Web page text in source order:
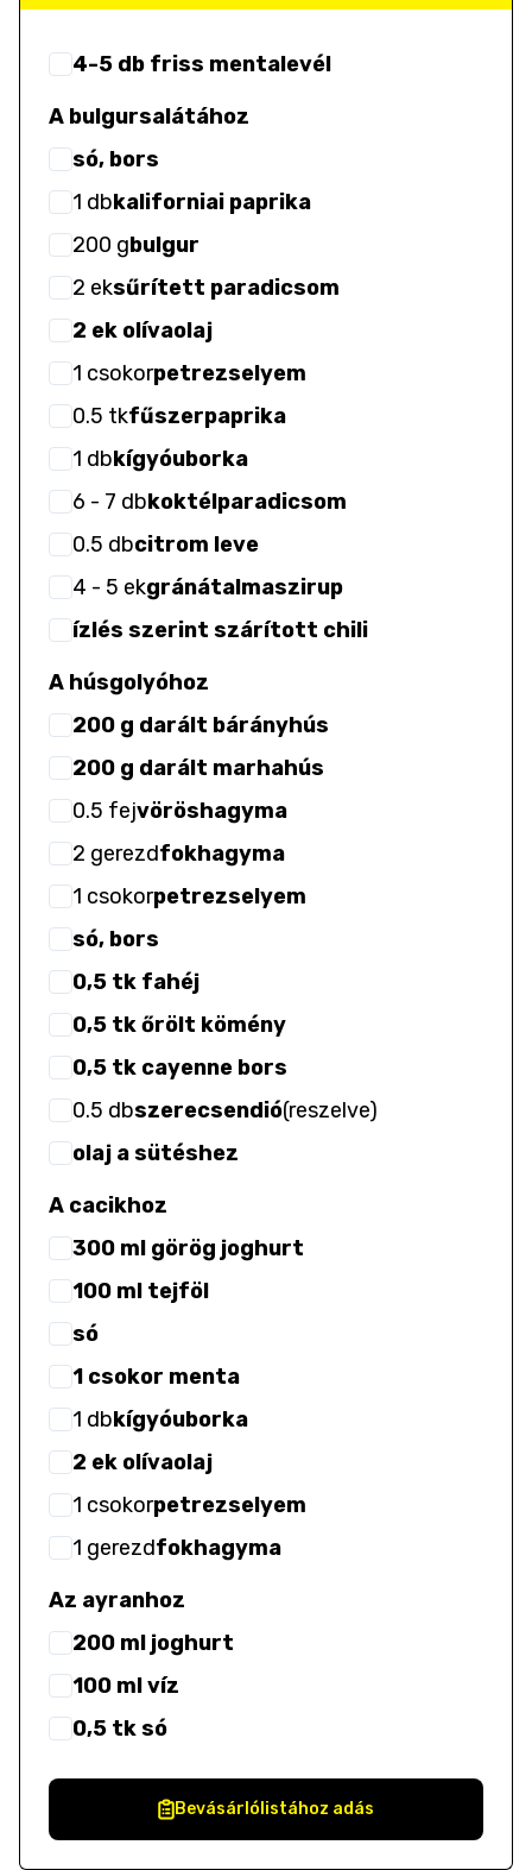
4-5 db friss mentalevél
A bulgursalátához
só, bors
1 dbkaliforniai paprika
200 gbulgur
2 eksűrített paradicsom
2 ek olívaolaj
1 csokorpetrezselyem
0.5 tkfűszerpaprika
1 dbkígyóuborka
6 - 7 dbkoktélparadicsom
0.5 dbcitrom leve
4 - 5 ekgránátalmaszirup
ízlés szerint szárított chili
A húsgolyóhoz
200 g darált bárányhús
200 g darált marhahús
0.5 fejvöröshagyma
2 gerezdfokhagyma
1 csokorpetrezselyem
só, bors
0,5 tk fahéj
0,5 tk őrölt kömény
0,5 tk cayenne bors
0.5 dbszerecsendió(reszelve)
olaj a sütéshez
A cacikhoz
300 ml görög joghurt
100 ml tejföl
só
1 csokor menta
1 dbkígyóuborka
2 ek olívaolaj
1 csokorpetrezselyem
1 gerezdfokhagyma
Az ayranhoz
200 ml joghurt
100 ml víz
0,5 tk só
Bevásárlólistához adás